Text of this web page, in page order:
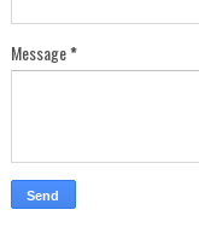
Message*